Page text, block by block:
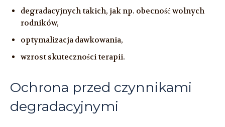
degradacyjnych takich, jak np. obecność wolnych
rodników,
optymalizacja dawkowania,
wzrost skuteczności terapii.
Ochrona przed czynnikami
degradacyjnymi